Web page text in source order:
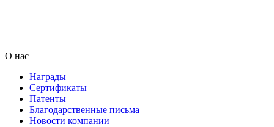
О нас
Награды
Сертификаты
Патенты
Благодарственные письма
Новости компании